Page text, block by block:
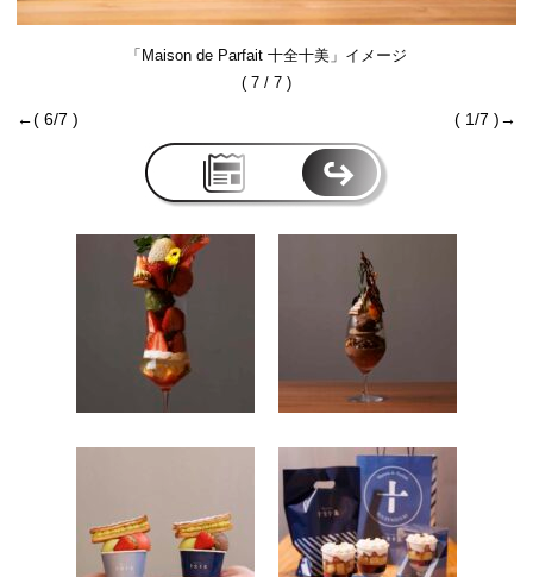
「Maison de Parfait 十全十美」イメージ
( 7 / 7 )
←( 6/7 ) ( 1/7 )→